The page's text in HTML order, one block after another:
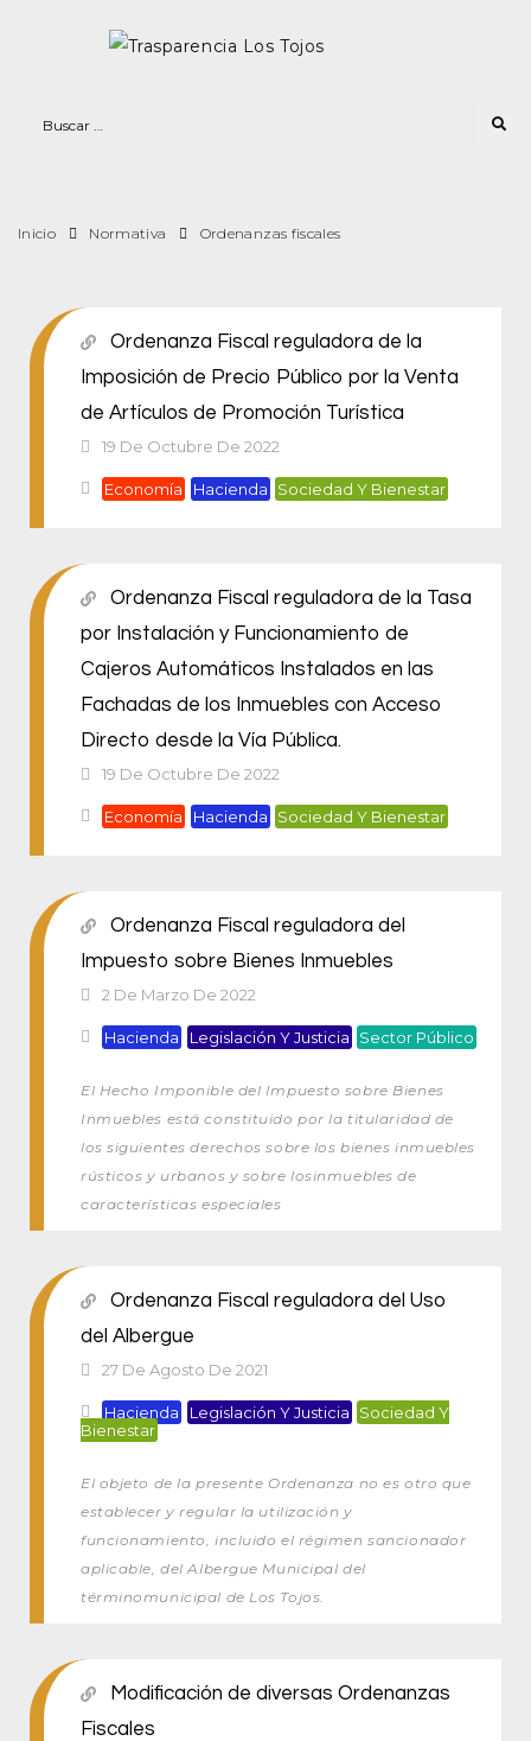
Inicio Normativa Ordenanzas fiscales
Ordenanza Fiscal reguladora de la
Imposición de Precio Público por la Venta
de Artículos de Promoción Turística
19 De Octubre De 2022
Economía Hacienda Sociedad Y Bienestar
Ordenanza Fiscal reguladora de la Tasa
por Instalación y Funcionamiento de
Cajeros Automáticos Instalados en las
Fachadas de los Inmuebles con Acceso
Directo desde la Vía Pública.
19 De Octubre De 2022
Economía Hacienda Sociedad Y Bienestar
Ordenanza Fiscal reguladora del
Impuesto sobre Bienes Inmuebles
2 De Marzo De 2022
Hacienda Legislación Y Justicia Sector Público
El Hecho Imponible del Impuesto sobre Bienes
Inmuebles está constituido por la titularidad de
los siguientes derechos sobre los bienes inmuebles
rústicos y urbanos y sobre losinmuebles de
características especiales
Ordenanza Fiscal reguladora del Uso
del Albergue
27 De Agosto De 2021
Hacienda Legislación Y Justicia
Sociedad Y
Bienestar
El objeto de la presente Ordenanza no es otro que
establecer y regular la utilización y
funcionamiento, incluido el régimen sancionador
aplicable, del Albergue Municipal del
términomunicipal de Los Tojos.
Modificación de diversas Ordenanzas
Fiscales